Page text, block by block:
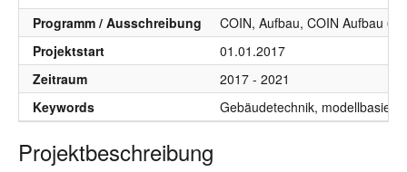
Programm / Ausschreibung
COIN, Aufbau, COIN Aufbau 6.
Projektstart
01.01.2017
Zeitraum
2017 - 2021
Keywords
Gebäudetechnik,
Projektbeschreibung